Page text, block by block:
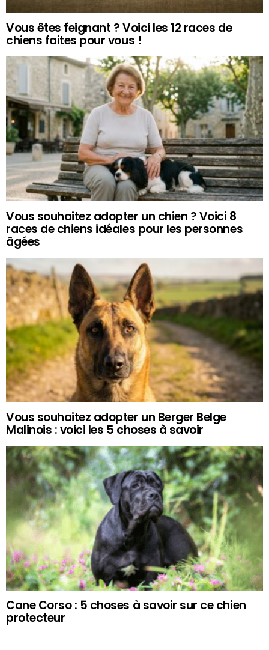
Vous êtes feignant ? Voici les 12 races de
chiens faites pour vous !
Vous souhaitez adopter un chien ? Voici 8
races de chiens idéales pour les personnes
âgées
Vous souhaitez adopter un Berger Belge
Malinois : voici les 5 choses à savoir
Cane Corso : 5 choses à savoir sur ce chien
protecteur